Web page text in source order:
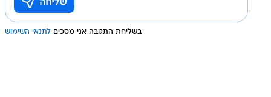
בשליחת התגובה אני מסכים לתנאי השימוש